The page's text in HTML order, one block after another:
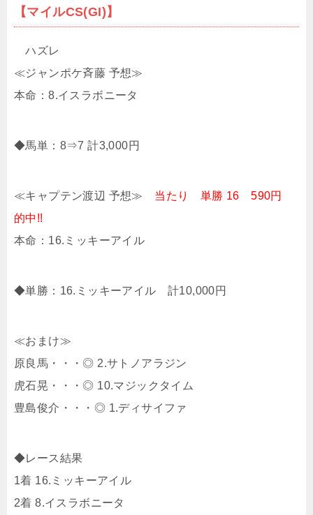
【マイルCS(GI)】
ハズレ
≪ジャンポケ斉藤 予想≫
本命：8.イスラボニータ
◆馬単：8⇒7 計3,000円
≪キャプテン渡辺 予想≫ 当たり 単勝 16 590円
的中!!
本命：16.ミッキーアイル
◆単勝：16.ミッキーアイル 計10,000円
≪おまけ≫
原良馬・・・◎ 2.サトノアラジン
虎石晃・・・◎ 10.マジックタイム
豊島俊介・・・◎ 1.ディサイファ
◆レース結果
1着 16.ミッキーアイル
2着 8.イスラボニータ